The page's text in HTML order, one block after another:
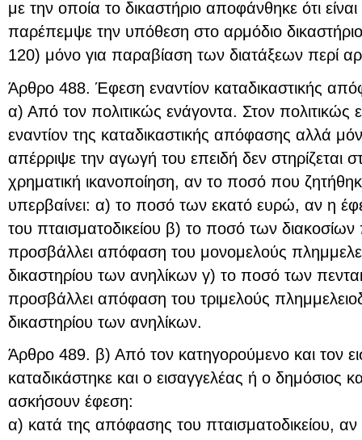
με την οποία το δικαστήριο αποφάνθηκε ότι
παρέπεμψε την υπόθεση στο αρμόδιο
120) μόνο για παραβίαση των διατάξεων περί
Άρθρο 488. Έφεση εναντίον καταδικαστικής
α) Από τον πολιτικώς ενάγοντα. Στον πολιτικώς
εναντίον της καταδικαστικής απόφασης αλλά
απέρριψε την αγωγή του επειδή δεν στηρίζεται
χρηματική ικανοποίηση, αν το ποσό που
υπερβαίνει: α) το ποσό των εκατό ευρώ, αν η
του πταισματοδικείου β) το ποσό των
προσβάλλει απόφαση του μονομελούς
δικαστηρίου των ανηλίκων γ) το ποσό των
προσβάλλει απόφαση του τριμελούς
δικαστηρίου των ανηλίκων.
Άρθρο 489. β) Από τον κατηγορούμενο και τον
καταδικάστηκε και ο εισαγγελέας ή ο δημόσιος
ασκήσουν έφεση:
α) κατά της απόφασης του πταισματοδικείου,